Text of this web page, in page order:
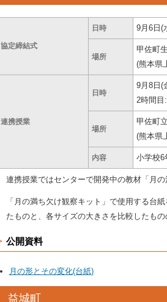
協定締結式
日時 9月6日(
場所
甲佐町
(熊本県
連携授業
日時
9月8日(
2時間目
場所
甲佐町
(熊本県
内容 小学校6
連携授業ではセンターで開発中の教材「月
「月の満ち欠け観察キット」で使用する台
たものと、各サイズの大きさを比較したもの
公開資料
月の形とその変化(台紙)
益城町